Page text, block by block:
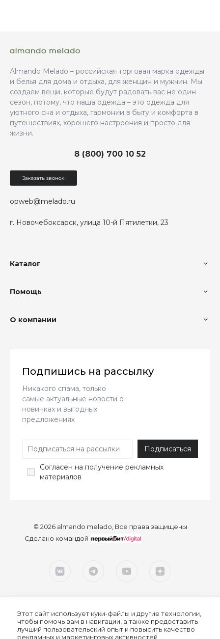
Almando Melado – российская торговая марка одежды
и белья для дома и отдыха, для женщин и мужчин. Мы
создаем вещи, которые будут радовать вас не один
сезон, потому, что наша одежда – это одежда для
уютного сна и отдыха, гармонии в быту и комфорта в
путешествиях, хорошего настроения и просто для
жизни.
г. Новочебоксарск, улица 10-й Пятилетки, 23
8 (800) 700 10 52
opweb@melado.ru
Заказать звонок
Каталог
Помощь
О компании
Подпишись на рассылку
Никакого спама, только
самые актуальные новости о
новинках и выгодных
предложениях
Согласен на получение рекламных
материалов
© 2026 almando melado, Все права защищены
Сделано командой
Этот сайт использует куки-файлы и другие технологии,
чтобы помочь вам в навигации, а также предоставить
лучший пользовательский опыт и повысить качество
рекламных и маркетинговых активностей